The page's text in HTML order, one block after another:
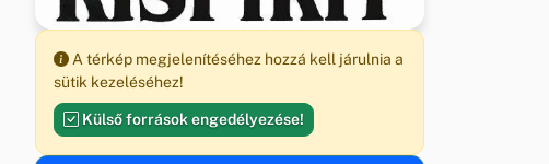
A térkép megjelenítéséhez hozzá kell járulnia a
sütik kezeléséhez!
Külső források engedélyezése!